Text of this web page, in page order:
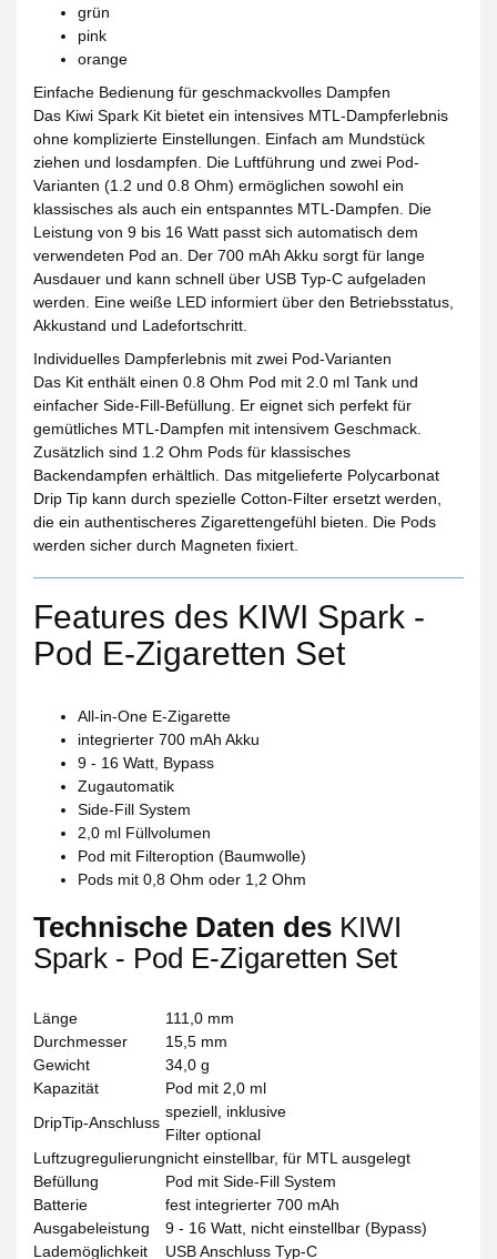
grün
pink
orange
Einfache Bedienung für geschmackvolles Dampfen
Das Kiwi Spark Kit bietet ein intensives MTL-Dampferlebnis
ohne komplizierte Einstellungen. Einfach am Mundstück
ziehen und losdampfen. Die Luftführung und zwei Pod-
Varianten (1.2 und 0.8 Ohm) ermöglichen sowohl ein
klassisches als auch ein entspanntes MTL-Dampfen. Die
Leistung von 9 bis 16 Watt passt sich automatisch dem
verwendeten Pod an. Der 700 mAh Akku sorgt für lange
Ausdauer und kann schnell über USB Typ-C aufgeladen
werden. Eine weiße LED informiert über den Betriebsstatus,
Akkustand und Ladefortschritt.
Individuelles Dampferlebnis mit zwei Pod-Varianten
Das Kit enthält einen 0.8 Ohm Pod mit 2.0 ml Tank und
einfacher Side-Fill-Befüllung. Er eignet sich perfekt für
gemütliches MTL-Dampfen mit intensivem Geschmack.
Zusätzlich sind 1.2 Ohm Pods für klassisches
Backendampfen erhältlich. Das mitgelieferte Polycarbonat
Drip Tip kann durch spezielle Cotton-Filter ersetzt werden,
die ein authentischeres Zigarettengefühl bieten. Die Pods
werden sicher durch Magneten fixiert.
Features des KIWI Spark -
Pod E-Zigaretten Set
All-in-One E-Zigarette
integrierter 700 mAh Akku
9 - 16 Watt, Bypass
Zugautomatik
Side-Fill System
2,0 ml Füllvolumen
Pod mit Filteroption (Baumwolle)
Pods mit 0,8 Ohm oder 1,2 Ohm
Technische Daten des KIWI
Spark - Pod E-Zigaretten Set
Länge
111,0 mm
Durchmesser
15,5 mm
Gewicht
34,0 g
Kapazität
Pod mit 2,0 ml
DripTip-Anschluss
speziell, inklusive
Filter optional
Luftzugregulierungnicht einstellbar, für MTL ausgelegt
Befüllung
Pod mit Side-Fill System
Batterie
fest integrierter 700 mAh
Ausgabeleistung
9 - 16 Watt, nicht einstellbar (Bypass)
Lademöglichkeit
USB Anschluss Typ-C